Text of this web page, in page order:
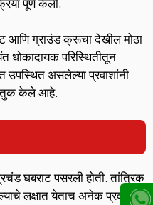
आणि ग्राउंड क्रूचा देखील मोठा
धोकादायक परिस्थितीतून
उपस्थित असलेल्या प्रवाशांनी
केले आहे.
घबराट पसरली होती. तांत्रिक
लक्षात येताच अनेक प्रवासी